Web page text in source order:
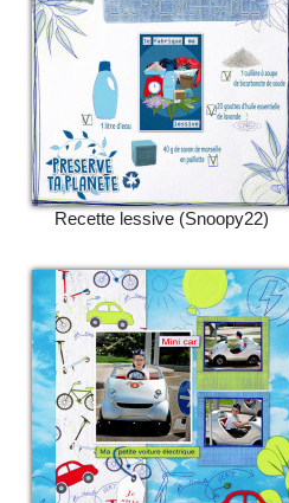
Recette lessive (Snoopy22)